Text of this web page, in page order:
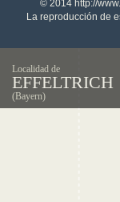
© 2014 http://
La reproducción de
Localidad de
EFFELTRICH
(Bayern)